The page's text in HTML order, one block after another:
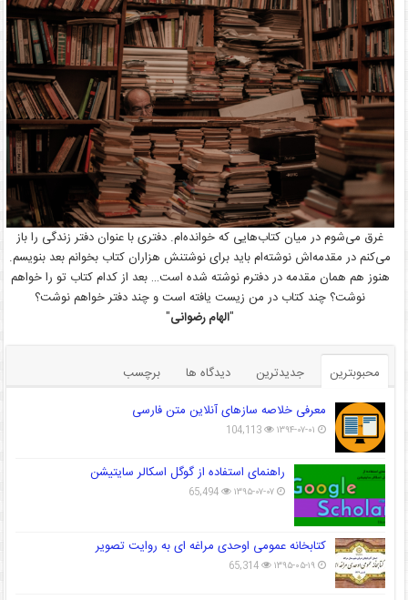
غرق می‌شوم در میان کتاب‌هایی که خوانده‌ام. دفتری با عنوان دفتر زندگی را باز
می‌کنم در مقدمه‌اش نوشته‌ام باید برای نوشتنش هزاران کتاب بخوانم بعد بنویسم.
هنوز هم همان مقدمه در دفترم نوشته شده است… بعد از کدام کتاب تو را خواهم
نوشت؟ چند کتاب در من زیست یافته است و چند دفتر خواهم نوشت؟
"الهام رضوانی"
محبوبترین جدیدترین دیدگاه ها
برچسب
معرفی خلاصه سازهای آنلاین متن فارسی
۱۳۹۴-۰۷-۰۱ 104,113
راهنمای استفاده از گوگل اسکالر سایتیشن
۱۳۹۵-۰۷-۰۷ 65,494
کتابخانه عمومی اوحدی مراغه ای به روایت تصویر
۱۳۹۵-۰۵-۱۹ 65,314